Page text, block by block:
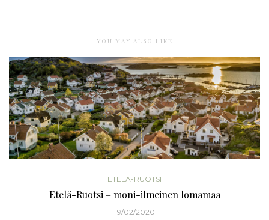
YOU MAY ALSO LIKE
ETELÄ-RUOTSI
Etelä-Ruotsi – moni-ilmeinen lomamaa
19/02/2020